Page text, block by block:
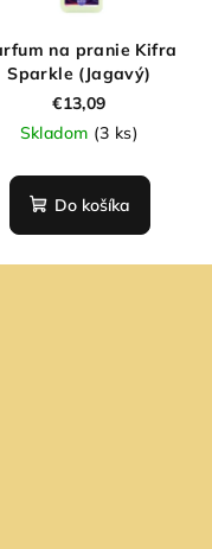
na pranie Kifra
Sparkle (Jagavý)
€13,09
Skladom (3 ks)
Do košíka